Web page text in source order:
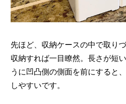
先ほど、収納ケースの中で取り
収納すれば一目瞭然。長さが短
うに凹凸側の側面を前にすると
しやすいです。